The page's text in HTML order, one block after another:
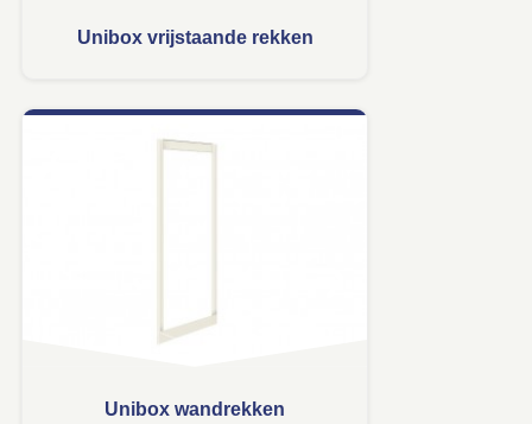
Unibox vrijstaande rekken
Unibox wandrekken